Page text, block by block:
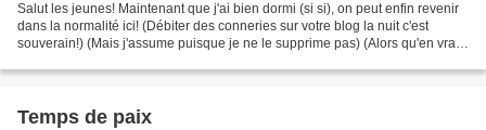
Salut les jeunes! Maintenant que j'ai bien dormi (si si), on peut enfin revenir
dans la normalité ici! (Débiter des conneries sur votre blog la nuit c'est
souverain!) (Mais j'assume puisque je ne le supprime pas) (Alors qu'en vrai,
Temps de paix